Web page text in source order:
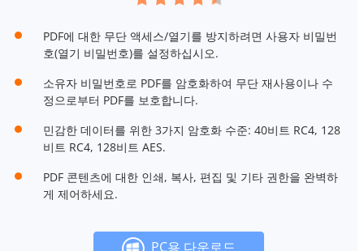
PDF에 대한 무단 액세스/열기를 방지하려면 사용자 비밀번
호(열기 비밀번호)를 설정하십시오.
소유자 비밀번호로 PDF를 암호화하여 무단 재사용이나 수
정으로부터 PDF를 보호합니다.
민감한 데이터를 위한 3가지 암호화 수준: 40비트 RC4, 128
비트 RC4, 128비트 AES.
PDF 콘텐츠에 대한 인쇄, 복사, 편집 및 기타 권한을 완벽하
게 제어하세요.
PC용 다운로드